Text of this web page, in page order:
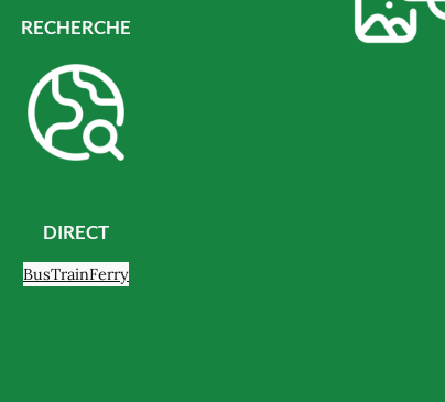
RECHERCHE
DIRECT
BusTrainFerry